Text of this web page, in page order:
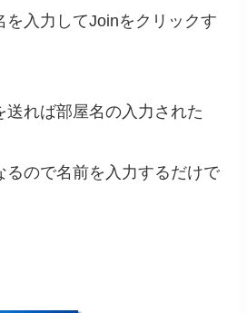
を入力してJoinをクリックす
送れば部屋名の入力された
るので名前を入力するだけで